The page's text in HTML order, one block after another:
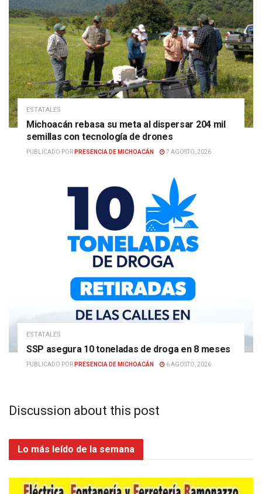
ESTATALES
Michoacán rebasa su meta al dispersar 204 mil
semillas con tecnología de drones
PUBLICADO POR PRESENCIA DE MICHOACÁN 7 AGOSTO, 2026
ESTATALES
SSP asegura 10 toneladas de droga en 8 meses
PUBLICADO POR PRESENCIA DE MICHOACÁN 6 AGOSTO, 2026
Discussion about this post
Lo más leído de la semana